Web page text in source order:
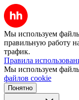
Мы используем
правильную работу
трафик.
Правила
Мы используем
файлов cookie
Понятно